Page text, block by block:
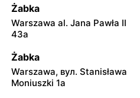
Żabka
Warszawa al. Jana Pawła II
43a
Żabka
Warszawa, вул. Stanisława
Moniuszki 1a